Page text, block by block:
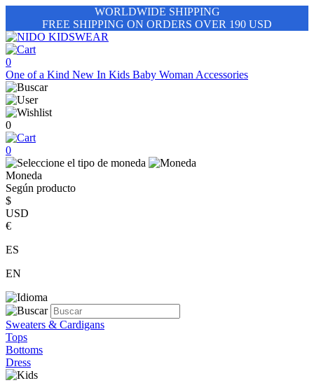
WORLDWIDE SHIPPING
FREE SHIPPING ON ORDERS OVER 190 USD
0
One of a Kind New In Kids Baby Woman Accessories
0
0
Moneda
Según producto
$
USD
€
ES
EN
Sweaters & Cardigans
Tops
Bottoms
Dress